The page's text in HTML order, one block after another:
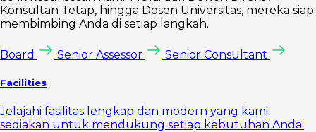
Konsultan Tetap, hingga Dosen Universitas, mereka siap
membimbing Anda di setiap langkah.
Board Senior Assessor Senior Consultant
Facilities
Jelajahi fasilitas lengkap dan modern yang kami
sediakan untuk mendukung setiap kebutuhan Anda.